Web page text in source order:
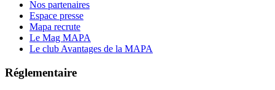
Nos partenaires
Espace presse
Mapa recrute
Le Mag MAPA
Le club Avantages de la MAPA
Réglementaire